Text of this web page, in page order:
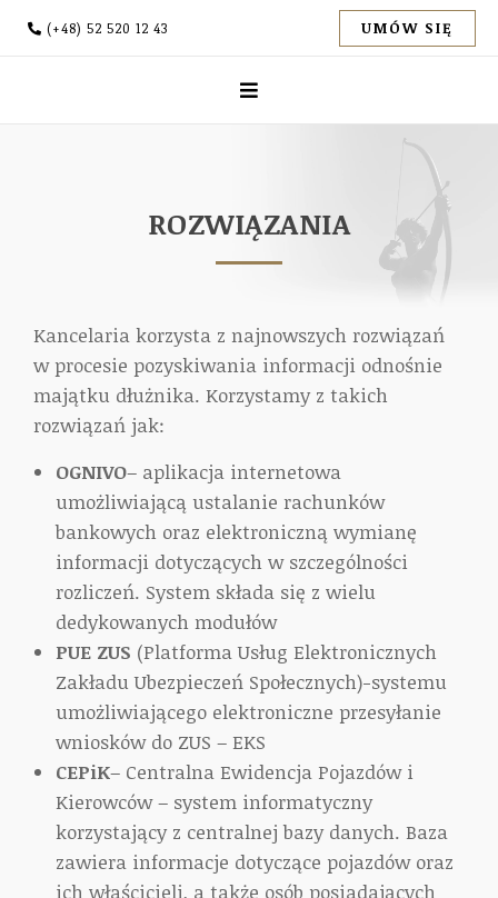
(+48) 52 520 12 43 UMÓW SIĘ
ROZWIĄZANIA
Kancelaria korzysta z najnowszych rozwiązań
w procesie pozyskiwania informacji odnośnie
majątku dłużnika. Korzystamy z takich
rozwiązań jak:
OGNIVO– aplikacja internetowa
umożliwiającą ustalanie rachunków
bankowych oraz elektroniczną wymianę
informacji dotyczących w szczególności
rozliczeń. System składa się z wielu
dedykowanych modułów
PUE ZUS (Platforma Usług Elektronicznych
Zakładu Ubezpieczeń Społecznych)-systemu
umożliwiającego elektroniczne przesyłanie
wniosków do ZUS – EKS
CEPiK– Centralna Ewidencja Pojazdów i
Kierowców – system informatyczny
korzystający z centralnej bazy danych. Baza
zawiera informacje dotyczące pojazdów oraz
ich właścicieli, a także osób posiadających